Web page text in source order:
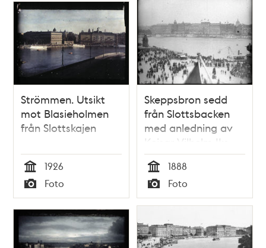
Strömmen. Utsikt
mot Blasieholmen
från Slottskajen
Tid
1926
Typ
Foto
Skeppsbron sedd
från Slottsbacken
med anledning av
Kejsar Vilhelm II:s
besök i Stockholm. I
bakgrunden Grand
Hotel på
Blasieholmen
Tid
1888
Typ
Foto